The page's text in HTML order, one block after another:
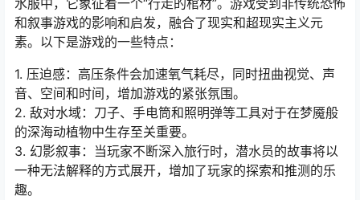
水服中，它象征着一个“行走的棺材”。游戏受到非传统恐怖
和叙事游戏的影响和启发，融合了现实和超现实主义元
素。以下是游戏的一些特点：
1. 压迫感：高压条件会加速氧气耗尽，同时扭曲视觉、声
音、空间和时间，增加游戏的紧张氛围。
2. 敌对水域：刀子、手电筒和照明弹等工具对于在梦魇般
的深海动植物中生存至关重要。
3. 幻影叙事：当玩家不断深入旅行时，潜水员的故事将以
一种无法解释的方式展开，增加了玩家的探索和推测的乐
趣。